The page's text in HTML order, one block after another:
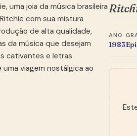
uma joia da música brasileira
com sua mistura
de alta qualidade,
da música que desejam
cativantes e letras
viagem nostálgica ao
ANO
1983